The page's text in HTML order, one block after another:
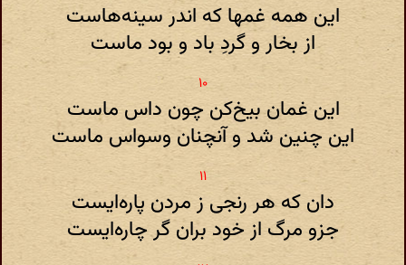
این همه غمها که اندر سینه‌هاست
از بخار و گردِ باد و بود ماست
این غمان بیخ‌کن چون داس ماست
این چنین شد و آنچنان وسواس ماست
دان که هر رنجی ز مردن پاره‌ایست
جزو مرگ از خود بران گر چاره‌ایست